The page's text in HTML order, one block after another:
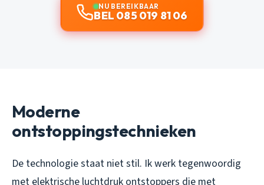
NU BEREIKBAAR
BEL 085 019 81 06
Moderne
ontstoppingstechnieken
De technologie staat niet stil. Ik werk tegenwoordig
met elektrische luchtdruk ontstoppers die met